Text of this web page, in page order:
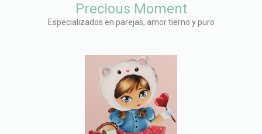
Precious Moment
Especializados en parejas, amor tierno y puro